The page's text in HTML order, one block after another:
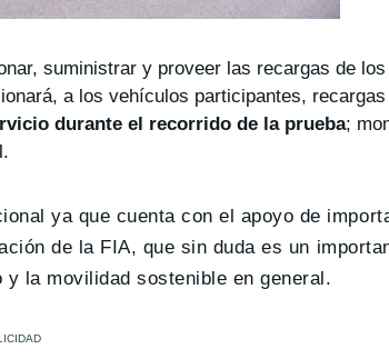
suministrar y proveer las recargas de
a los vehículos participantes,
durante el recorrido de la prueba;
ya que cuenta con el apoyo de
de la FIA, que sin duda es un
la movilidad sostenible en general.